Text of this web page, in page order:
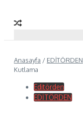
Anasayfa / EDİTÖRDEN
Kutlama
Editörden
EDİTÖRDEN